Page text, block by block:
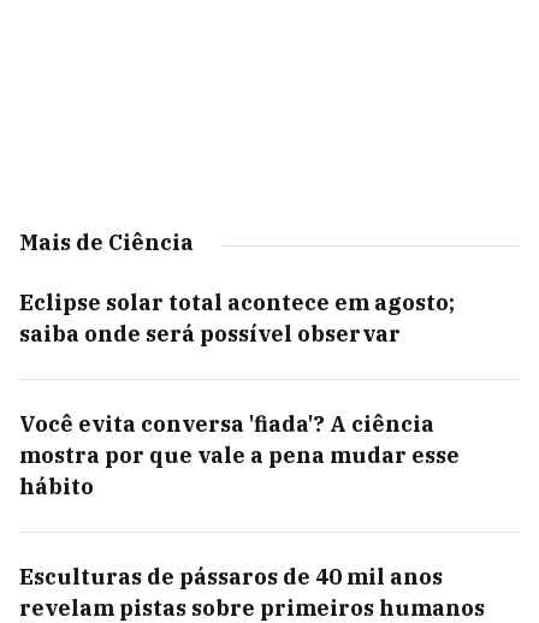
Mais de Ciência
Eclipse solar total acontece em agosto;
saiba onde será possível observar
Você evita conversa 'fiada'? A ciência
mostra por que vale a pena mudar esse
hábito
Esculturas de pássaros de 40 mil anos
revelam pistas sobre primeiros humanos